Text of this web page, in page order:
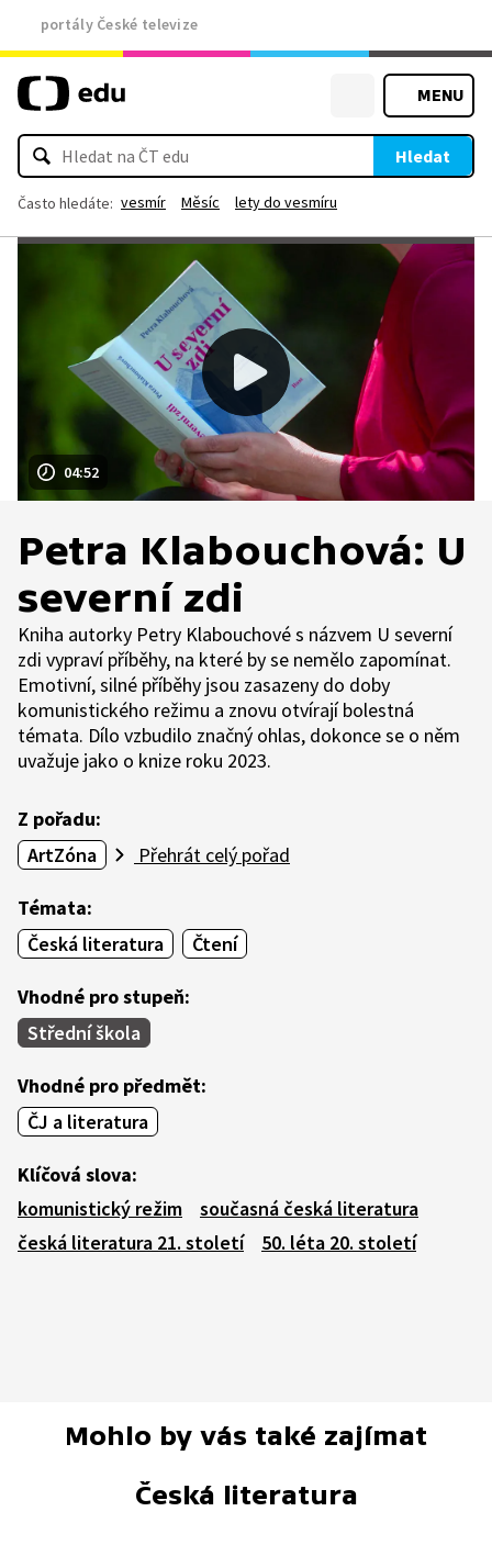
portály České televize
MENU
Hledat
Často hledáte: vesmír Měsíc lety do vesmíru
04:52
Petra Klabouchová: U
severní zdi
Kniha autorky Petry Klabouchové s názvem U severní
zdi vypraví příběhy, na které by se nemělo zapomínat.
Emotivní, silné příběhy jsou zasazeny do doby
komunistického režimu a znovu otvírají bolestná
témata. Dílo vzbudilo značný ohlas, dokonce se o něm
uvažuje jako o knize roku 2023.
Z pořadu:
ArtZóna
Přehrát celý pořad
Témata:
Česká literatura
Čtení
Vhodné pro stupeň:
Střední škola
Vhodné pro předmět:
ČJ a literatura
Klíčová slova:
komunistický režim
současná česká literatura
česká literatura 21. století
50. léta 20. století
Mohlo by vás také zajímat
Česká literatura